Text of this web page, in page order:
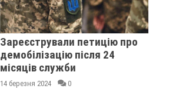
Зареєстрували петицію про
демобілізацію після 24
місяців служби
14 березня 2024 0